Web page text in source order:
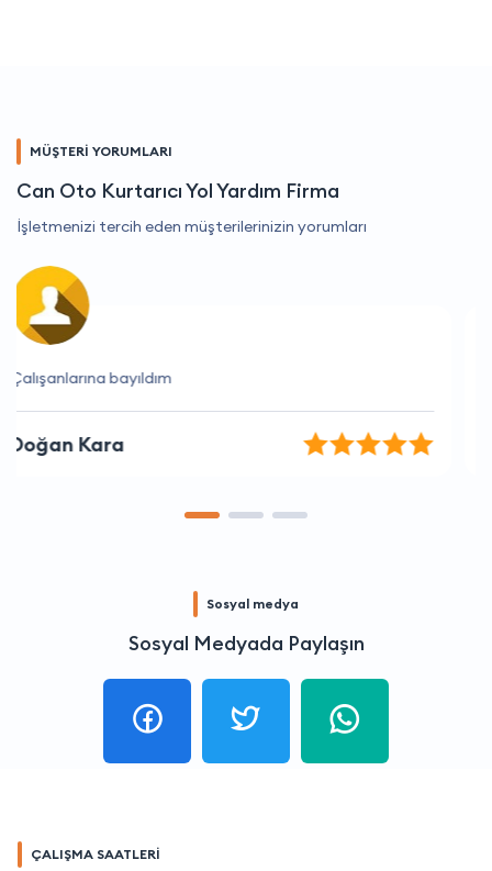
MÜŞTERİ YORUMLARI
Can Oto Kurtarıcı Yol Yardım Firma
İşletmenizi tercih eden müşterilerinizin yorumları
Siparişim hemen geldi
İsmail Demir
Sosyal medya
Sosyal Medyada Paylaşın
ÇALIŞMA SAATLERİ